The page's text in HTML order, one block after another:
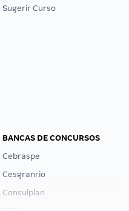
Sugerir Curso
BANCAS DE CONCURSOS
Cebraspe
Cesgranrio
Consulplan